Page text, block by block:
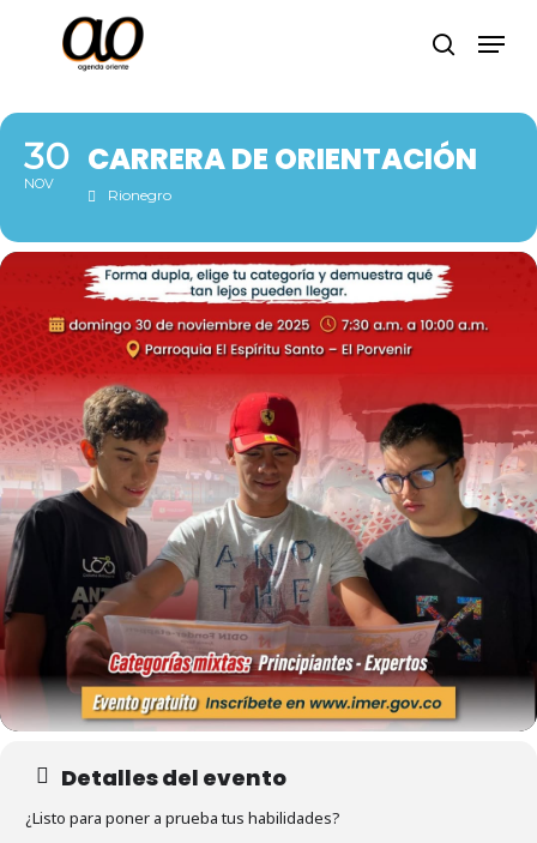
content
search
30
NOV
CARRERA DE ORIENTACIÓN
Rionegro
Detalles del evento
¿Listo para poner a prueba tus habilidades?